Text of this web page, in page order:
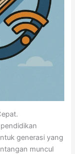
generasi yang
muncul